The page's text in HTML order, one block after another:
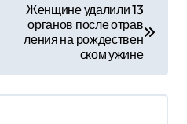
Женщине удалили 13
органов после отрав
ления на рождествен
ском ужине